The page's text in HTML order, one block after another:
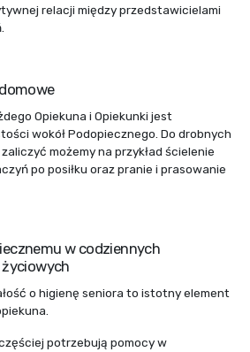
relacji między przedstawicielami
Opiekuna i Opiekunki jest
wokół Podopiecznego. Do drobnych
możemy na przykład ścielenie
po posiłku oraz pranie i prasowanie
w codziennych
o higienę seniora to istotny element
potrzebują pomocy w